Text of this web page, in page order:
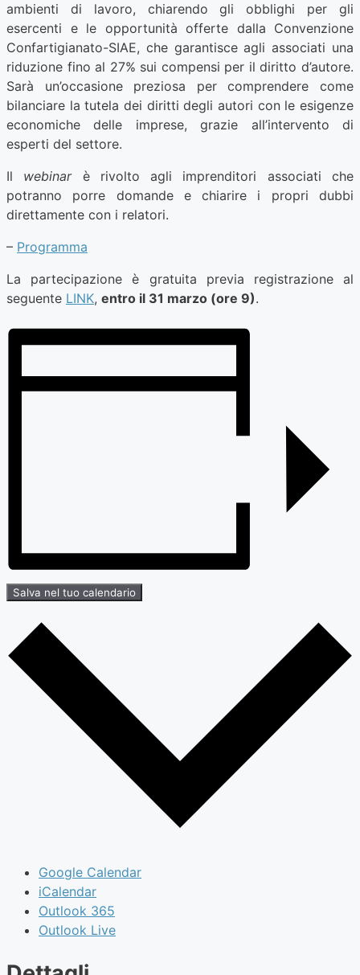
ambienti di lavoro, chiarendo gli obblighi per gli
esercenti e le opportunità offerte dalla Convenzione
Confartigianato-SIAE, che garantisce agli associati una
riduzione fino al 27% sui compensi per il diritto d’autore.
Sarà un’occasione preziosa per comprendere come
bilanciare la tutela dei diritti degli autori con le esigenze
economiche delle imprese, grazie all’intervento di
esperti del settore.
Il webinarè rivolto agli imprenditori associati che
potranno porre domande e chiarire i propri dubbi
direttamente con i relatori.
– Programma
La partecipazione è gratuita previa registrazione al
seguente LINK, entro il 31 marzo (ore 9).
Salva nel tuo calendario
Google Calendar
iCalendar
Outlook 365
Outlook Live